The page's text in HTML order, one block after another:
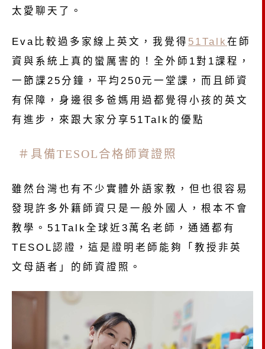
太愛聊天了。
Eva比較過多家線上英文，我覺得 51Talk 在師
資與系統上真的蠻厲害的！全外師 1對 1課程，
一節課25分鐘，平均 250 元一堂課，而且師資
有保障，身邊很多爸媽用過都覺得小孩的英文
有進步，來跟大家分享51Talk的優點
＃具備TESOL合格師資證照
雖然台灣也有不少實體外語家教，但也很容易
發現許多外籍師資只是一般外國人，根本不會
教學。 51Talk 全球近 3 萬名老師，通通都有
TESOL認證，這是證明老師能夠「教授非英
文母語者」的師資證照。